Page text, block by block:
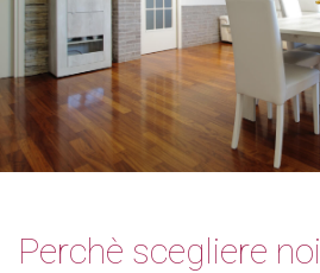
Perchè scegliere noi